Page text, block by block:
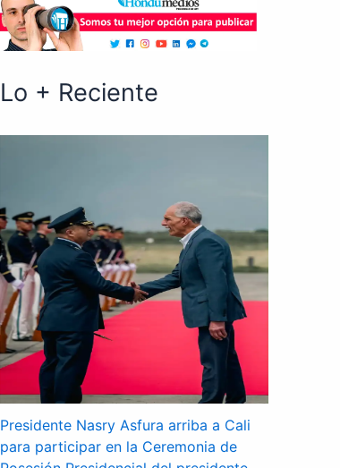
Lo + Reciente
Presidente Nasry Asfura arriba a Cali
para participar en la Ceremonia de